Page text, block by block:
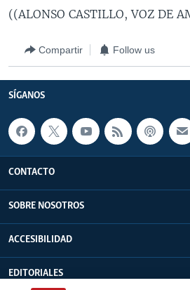
((ALONSO CASTILLO, VOZ DE
Compartir Follow us
SÍGANOS
CONTACTO
SOBRE NOSOTROS
ACCESIBILIDAD
EDITORIALES